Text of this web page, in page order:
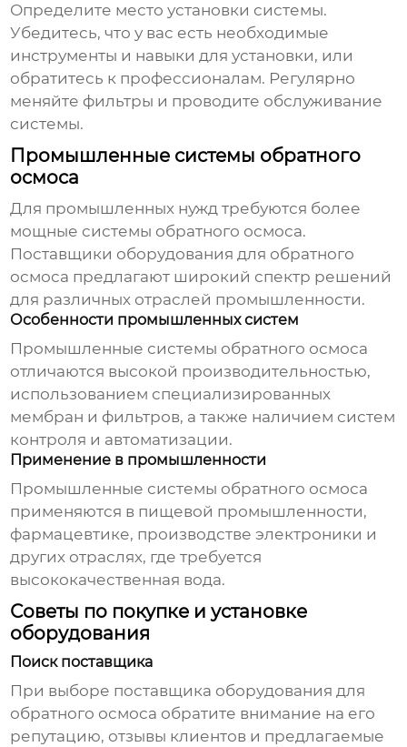
Определите место установки системы.
Убедитесь, что у вас есть необходимые
инструменты и навыки для установки, или
обратитесь к профессионалам. Регулярно
меняйте фильтры и проводите обслуживание
системы.
Промышленные системы обратного
осмоса
Для промышленных нужд требуются более
мощные системы обратного осмоса.
Поставщики оборудования для обратного
осмоса предлагают широкий спектр решений
для различных отраслей промышленности.
Особенности промышленных систем
Промышленные системы обратного осмоса
отличаются высокой производительностью,
использованием специализированных
мембран и фильтров, а также наличием систем
контроля и автоматизации.
Применение в промышленности
Промышленные системы обратного осмоса
применяются в пищевой промышленности,
фармацевтике, производстве электроники и
других отраслях, где требуется
высококачественная вода.
Советы по покупке и установке
оборудования
Поиск поставщика
При выборе поставщика оборудования для
обратного осмоса обратите внимание на его
репутацию, отзывы клиентов и предлагаемые